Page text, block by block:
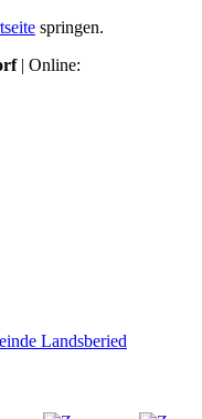
springen.
| Online: